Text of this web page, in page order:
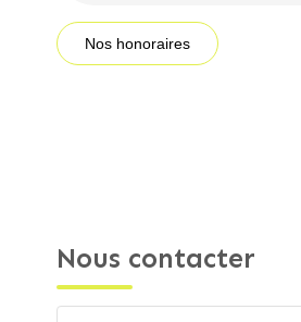
Nos honoraires
Nous contacter